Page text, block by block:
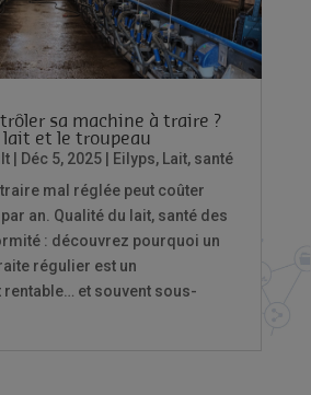
sa machine à traire ?
et le troupeau
| Déc 5, 2025| Eilyps, Lait, santé
mal réglée peut coûter
par an. Qualité du lait, santé des
: découvrez pourquoi un
régulier est un
et souvent sous-